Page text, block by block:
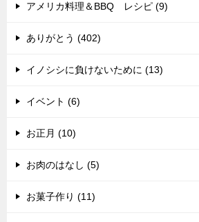
アメリカ料理＆BBQ レシピ (9)
ありがとう (402)
イノシシに負けないために (13)
イベント (6)
お正月 (10)
お肉のはなし (5)
お菓子作り (11)